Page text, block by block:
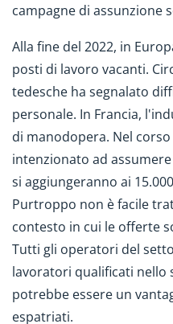
campagne di assunzione
Alla fine del 2022, in
posti di lavoro vacanti.
tedesche ha segnalato
personale. In Francia,
di manodopera. Nel
intenzionato ad
si aggiungeranno ai
Purtroppo non è facile
contesto in cui le offerte
Tutti gli operatori del
lavoratori qualificati nello
potrebbe essere un
espatriati.